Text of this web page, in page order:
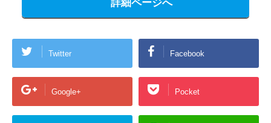
詳細ページへ
Twitter Facebook
Google+ Pocket